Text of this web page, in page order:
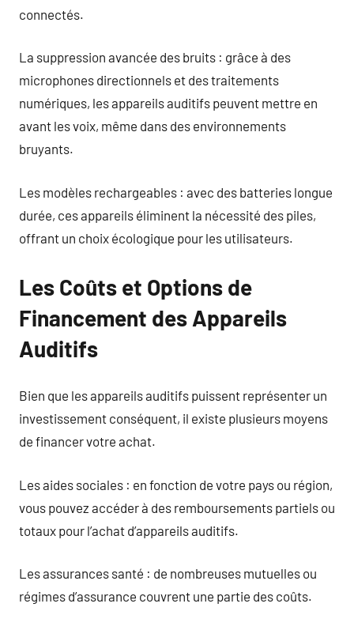
connectés.
La suppression avancée des bruits : grâce à des
microphones directionnels et des traitements
numériques, les appareils auditifs peuvent mettre en
avant les voix, même dans des environnements
bruyants.
Les modèles rechargeables : avec des batteries longue
durée, ces appareils éliminent la nécessité des piles,
offrant un choix écologique pour les utilisateurs.
Les Coûts et Options de
Financement des Appareils
Auditifs
Bien que les appareils auditifs puissent représenter un
investissement conséquent, il existe plusieurs moyens
de financer votre achat.
Les aides sociales : en fonction de votre pays ou région,
vous pouvez accéder à des remboursements partiels ou
totaux pour l’achat d’appareils auditifs.
Les assurances santé : de nombreuses mutuelles ou
régimes d’assurance couvrent une partie des coûts.